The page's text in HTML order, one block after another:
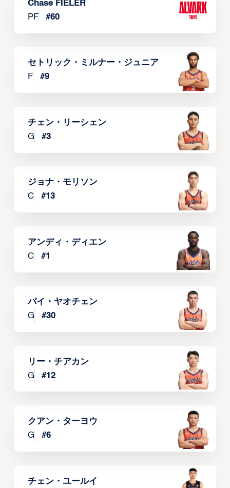
Chase FIELER
PF
#60
セトリック・ミルナー・ジュニア
F
#9
チェン・リーシェン
G
#3
ジョナ・モリソン
C
#13
アンディ・ディエン
C
#1
パイ・ヤオチェン
G
#30
リー・チアカン
G
#12
クアン・ターヨウ
G
#6
チェン・ユールイ